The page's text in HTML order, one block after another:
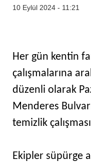
10 Eylül 2024 - 11:21
Her gün kentin
çalışmalarına
düzenli olarak
Menderes
temizlik
Ekipler süpürge